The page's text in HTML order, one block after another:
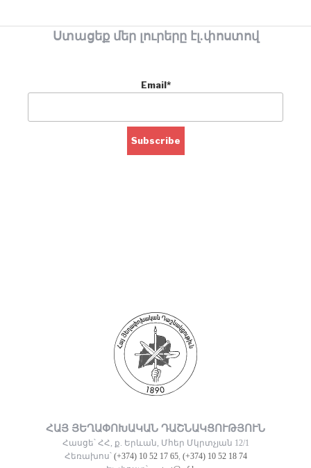
Ստացեք մեր լուրերը էլ.փոստով
Email*
ՀԱՅ ՅԵՂԱՓՈԽԱԿԱՆ ԴԱՇՆԱԿՑՈՒԹՅՈՒՆ
Հասցե՝ ՀՀ, ք. Երևան, Մհեր Մկրտչյան 12/1
Հեռախոս՝ (+374) 10 52 17 65, (+374) 10 52 18 74